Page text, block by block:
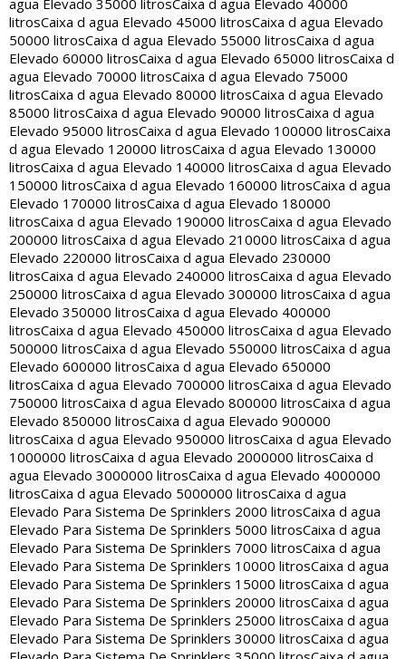
agua Elevado 35000 litrosCaixa d agua Elevado 40000
litrosCaixa d agua Elevado 45000 litrosCaixa d agua Elevado
50000 litrosCaixa d agua Elevado 55000 litrosCaixa d agua
Elevado 60000 litrosCaixa d agua Elevado 65000 litrosCaixa d
agua Elevado 70000 litrosCaixa d agua Elevado 75000
litrosCaixa d agua Elevado 80000 litrosCaixa d agua Elevado
85000 litrosCaixa d agua Elevado 90000 litrosCaixa d agua
Elevado 95000 litrosCaixa d agua Elevado 100000 litrosCaixa
d agua Elevado 120000 litrosCaixa d agua Elevado 130000
litrosCaixa d agua Elevado 140000 litrosCaixa d agua Elevado
150000 litrosCaixa d agua Elevado 160000 litrosCaixa d agua
Elevado 170000 litrosCaixa d agua Elevado 180000
litrosCaixa d agua Elevado 190000 litrosCaixa d agua Elevado
200000 litrosCaixa d agua Elevado 210000 litrosCaixa d agua
Elevado 220000 litrosCaixa d agua Elevado 230000
litrosCaixa d agua Elevado 240000 litrosCaixa d agua Elevado
250000 litrosCaixa d agua Elevado 300000 litrosCaixa d agua
Elevado 350000 litrosCaixa d agua Elevado 400000
litrosCaixa d agua Elevado 450000 litrosCaixa d agua Elevado
500000 litrosCaixa d agua Elevado 550000 litrosCaixa d agua
Elevado 600000 litrosCaixa d agua Elevado 650000
litrosCaixa d agua Elevado 700000 litrosCaixa d agua Elevado
750000 litrosCaixa d agua Elevado 800000 litrosCaixa d agua
Elevado 850000 litrosCaixa d agua Elevado 900000
litrosCaixa d agua Elevado 950000 litrosCaixa d agua Elevado
1000000 litrosCaixa d agua Elevado 2000000 litrosCaixa d
agua Elevado 3000000 litrosCaixa d agua Elevado 4000000
litrosCaixa d agua Elevado 5000000 litrosCaixa d agua
Elevado Para Sistema De Sprinklers 2000 litrosCaixa d agua
Elevado Para Sistema De Sprinklers 5000 litrosCaixa d agua
Elevado Para Sistema De Sprinklers 7000 litrosCaixa d agua
Elevado Para Sistema De Sprinklers 10000 litrosCaixa d agua
Elevado Para Sistema De Sprinklers 15000 litrosCaixa d agua
Elevado Para Sistema De Sprinklers 20000 litrosCaixa d agua
Elevado Para Sistema De Sprinklers 25000 litrosCaixa d agua
Elevado Para Sistema De Sprinklers 30000 litrosCaixa d agua